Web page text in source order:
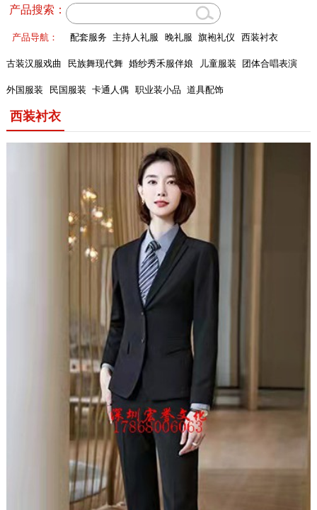
产品搜索：
产品导航： 配套服务 主持人礼服 晚礼服 旗袍礼仪 西装衬衣
古装汉服戏曲 民族舞现代舞 婚纱秀禾服伴娘 儿童服装 团体合唱表演
外国服装 民国服装 卡通人偶 职业装小品 道具配饰
西装衬衣